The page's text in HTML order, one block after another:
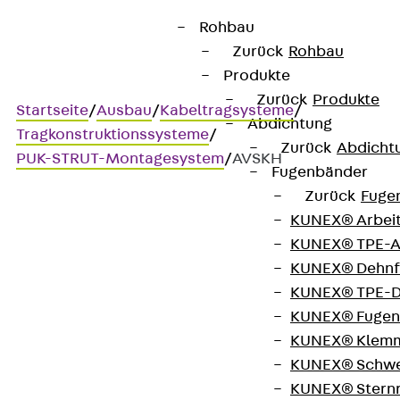
Rohbau
Zurück Rohbau
Produkte
Zurück Produkte
Abdichtung
Zurück
Fugenbänder
Zurück
KUNEX®
KUNEX®
KUNEX®
KUNEX®
KUNEX®
KUNEX®
KUNEX®
KUNEX®
Startseite/Ausbau/Kabeltragsysteme/
Tragkonstruktionssysteme/
PUK-STRUT-Montagesystem/AVSKH